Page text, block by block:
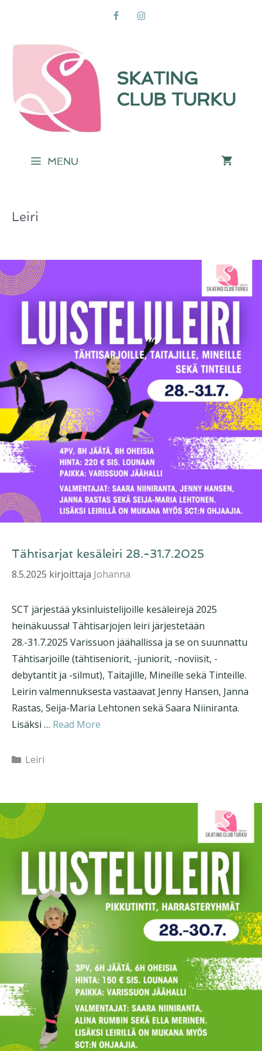
SKATING
CLUB TURKU
MENU
Leiri
Tähtisarjat kesäleiri 28.-31.7.2025
8.5.2025 kirjoittaja Johanna
SCT järjestää yksinluistelijoille kesäleirejä 2025
heinäkuussa! Tähtisarjojen leiri järjestetään
28.-31.7.2025 Varissuon jäähallissa ja se on suunnattu
Tähtisarjoille (tähtiseniorit, -juniorit, -noviisit, -
debytantit ja -silmut), Taitajille, Mineille sekä Tinteille.
Leirin valmennuksesta vastaavat Jenny Hansen, Janna
Rastas, Seija-Maria Lehtonen sekä Saara Niiniranta.
Lisäksi … Read More
Kategoriat
Leiri